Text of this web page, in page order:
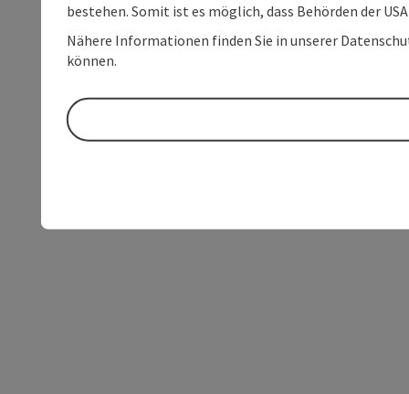
bestehen. Somit ist es möglich, dass Behörden der
Nähere Informationen finden Sie in unserer
können.